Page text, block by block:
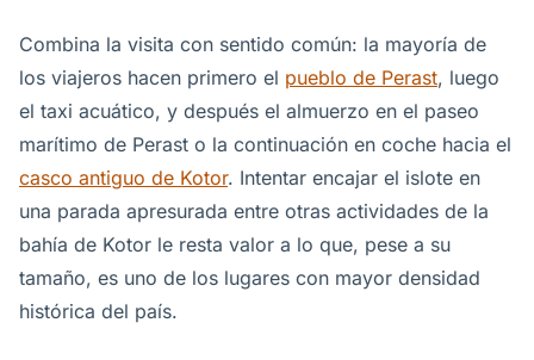
Combina la visita con sentido común: la mayoría de
los viajeros hacen primero el pueblo de Perast, luego
el taxi acuático, y después el almuerzo en el paseo
marítimo de Perast o la continuación en coche hacia el
casco antiguo de Kotor. Intentar encajar el islote en
una parada apresurada entre otras actividades de la
bahía de Kotor le resta valor a lo que, pese a su
tamaño, es uno de los lugares con mayor densidad
histórica del país.